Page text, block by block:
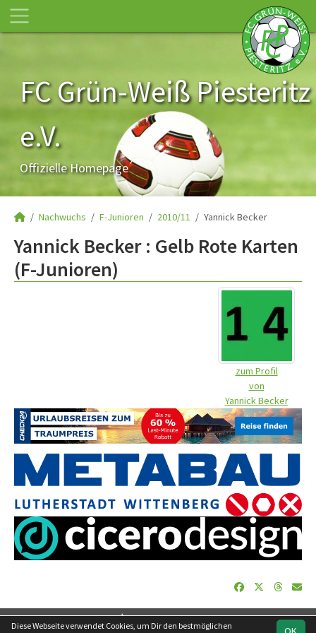
FC Grün-Weiß Piesteritz
e.V.
Offizielle Homepage
Nachwuchs F-Junioren 2010/11 Yannick Becker
Yannick Becker : Gelb Rote Karten
(F-Junioren)
zum Profil
von
Yannick Becker
soccero.de
Diese Webseite verwendet Cookies, um Dir den bestmöglichen